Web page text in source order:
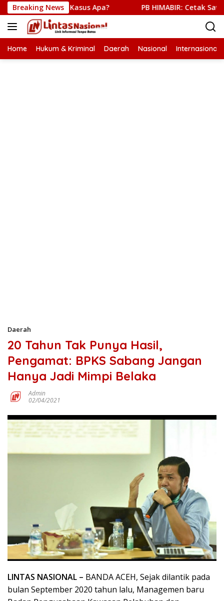
Langsung
ke
konten
Breaking News
Polri, Kasus Apa? PB HIMABIR: Cetak Sawah Baru
Home Hukum & Kriminal Daerah Nasional Internasional
Daerah
20 Tahun Tak Punya Hasil,
Pengamat: BPKS Sabang Jangan
Hanya Jadi Mimpi Belaka
Admin
02/04/2021
LINTAS NASIONAL – BANDA ACEH, Sejak dilantik pada
bulan September 2020 tahun lalu, Managemen baru